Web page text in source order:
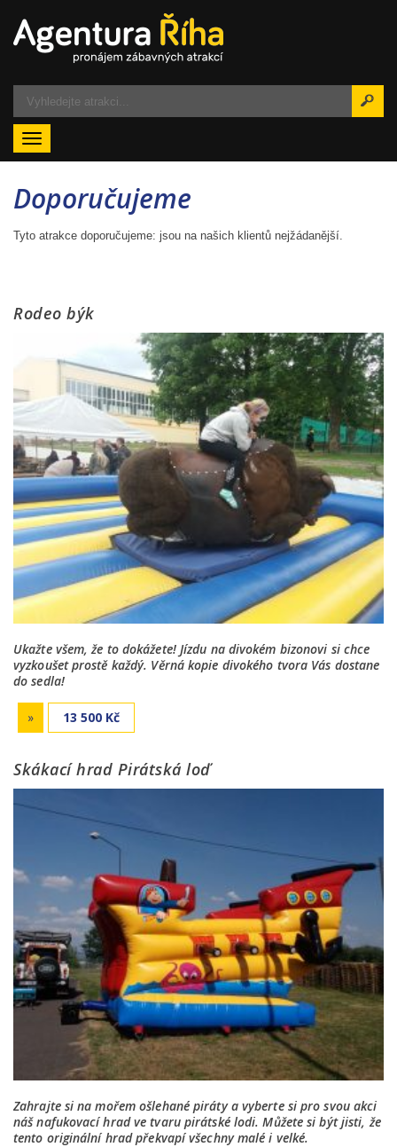
Menu
Doporučujeme
Tyto atrakce doporučujeme: jsou na našich klientů nejžádanější.
Rodeo býk
Ukažte všem, že to dokážete! Jízdu na divokém bizonovi si chce
vyzkoušet prostě každý. Věrná kopie divokého tvora Vás dostane
do sedla!
» 13 500 Kč
Skákací hrad Pirátská loď
Zahrajte si na mořem ošlehané piráty a vyberte si pro svou akci
náš nafukovací hrad ve tvaru pirátské lodi. Můžete si být jisti, že
tento originální hrad překvapí všechny malé i velké.